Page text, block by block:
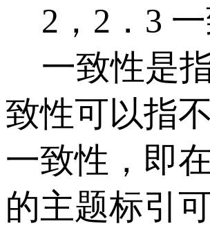
2，2．3
一致性是
致性可以指
一致性，即
的主题标引